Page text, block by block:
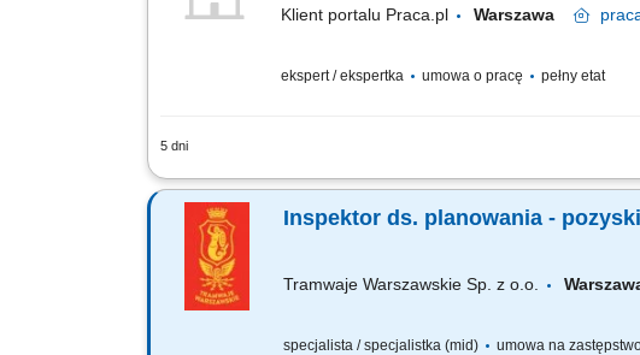
Klient portalu Praca.pl Warszawa
ekspert / ekspertka umowa o pracę pełny etat
5 dni
Koordynacja oraz nadzór nad inwestycjami i
Inspektor ds. planowania -
Tramwaje Warszawskie Sp. z o.o.
specjalista / specjalistka (mid) umowa na